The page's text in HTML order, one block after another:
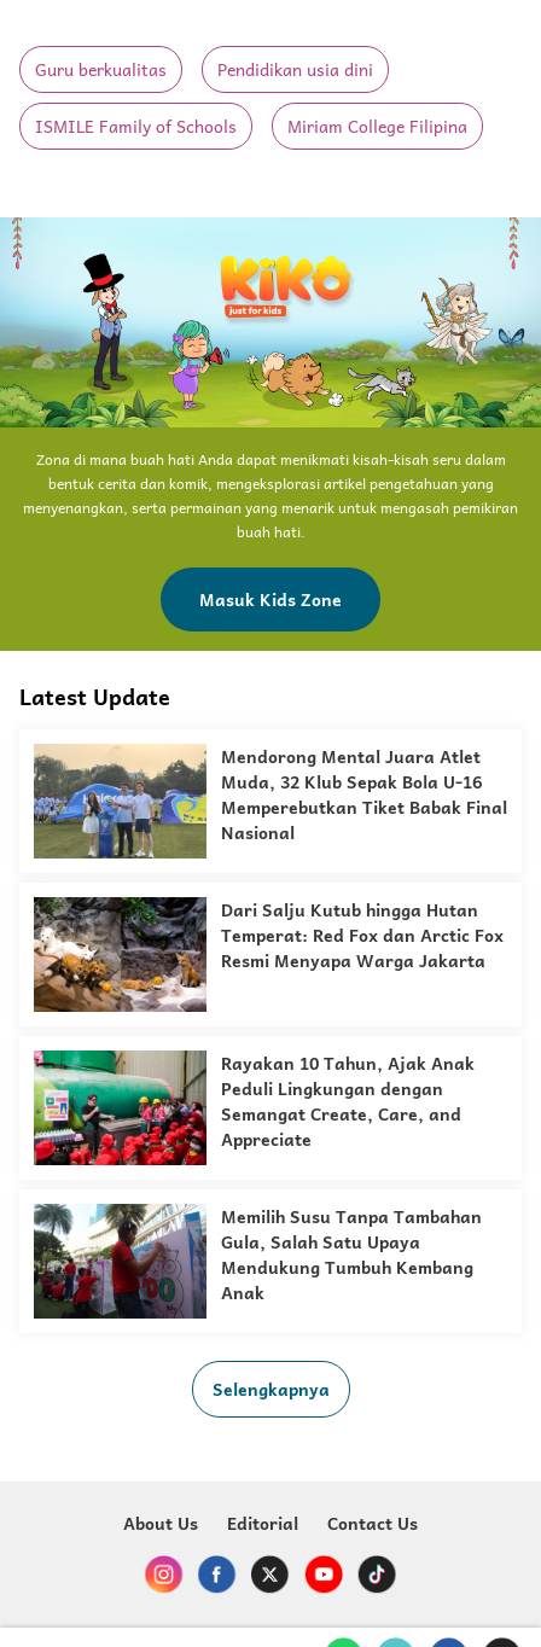
Guru berkualitas Pendidikan usia dini
ISMILE Family of Schools Miriam College Filipina
Zona di mana buah hati Anda dapat menikmati kisah-kisah seru dalam
bentuk cerita dan komik, mengeksplorasi artikel pengetahuan yang
menyenangkan, serta permainan yang menarik untuk mengasah pemikiran
buah hati.
Masuk Kids Zone
Latest Update
Mendorong Mental Juara Atlet
Muda, 32 Klub Sepak Bola U-16
Memperebutkan Tiket Babak Final
Nasional
Dari Salju Kutub hingga Hutan
Temperat: Red Fox dan Arctic Fox
Resmi Menyapa Warga Jakarta
Rayakan 10 Tahun, Ajak Anak
Peduli Lingkungan dengan
Semangat Create, Care, and
Appreciate
Memilih Susu Tanpa Tambahan
Gula, Salah Satu Upaya
Mendukung Tumbuh Kembang
Anak
Selengkapnya
About Us Editorial Contact Us